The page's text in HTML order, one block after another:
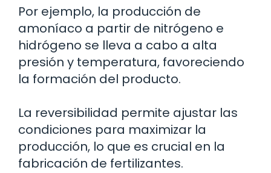
Por ejemplo, la producción de
amoníaco a partir de nitrógeno e
hidrógeno se lleva a cabo a alta
presión y temperatura, favoreciendo
la formación del producto.
La reversibilidad permite ajustar las
condiciones para maximizar la
producción, lo que es crucial en la
fabricación de fertilizantes.